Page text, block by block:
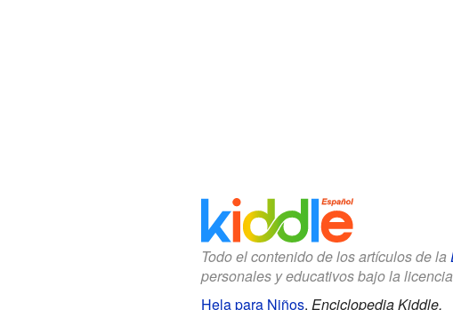
Todo el contenido de los artículos de la
personales y educativos bajo la
Hela para Niños. Enciclopedia Kiddle.